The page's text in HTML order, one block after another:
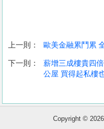
收
盤
上一則： 歐美金融累鬥累
下一則：
薪增三成樓貴四
公屋 買得起私樓
Copyright ©